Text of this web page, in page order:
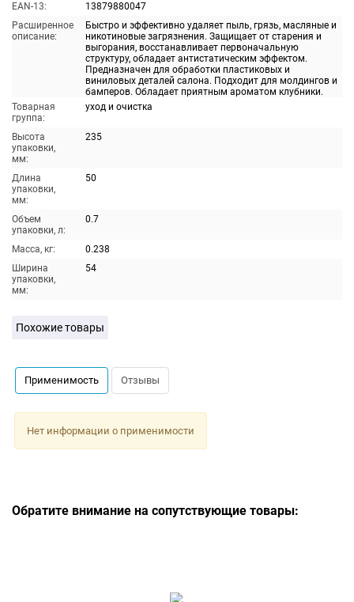
EAN-13:
13879880047
Расширенное
описание:
Быстро и эффективно удаляет пыль, грязь, масляные и
никотиновые загрязнения. Защищает от старения и
выгорания, восстанавливает первоначальную
структуру, обладает антистатическим эффектом.
Предназначен для обработки пластиковых и
виниловых деталей салона. Подходит для молдингов и
бамперов. Обладает приятным ароматом клубники.
Товарная
группа:
уход и очистка
Высота
упаковки,
мм:
235
Длина
упаковки,
мм:
50
Объем
упаковки, л:
0.7
Масса, кг:
0.238
Ширина
упаковки,
мм:
54
Похожие товары
Применимость Отзывы
Нет информации о применимости
Обратите внимание на сопутствующие товары: